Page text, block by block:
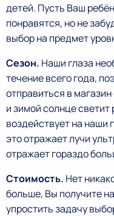
детей. Пусть Ваш
понравятся, но не
выбор на предмет
Сезон. Наши глаза
течение всего года,
отправиться в
и зимой солнце светит
воздействует на наши
это отражает лучи
отражает гораздо
Стоимость. Нет
больше, Вы получите
упростить задачу